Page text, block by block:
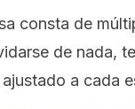
consta de
de nada,
a cada